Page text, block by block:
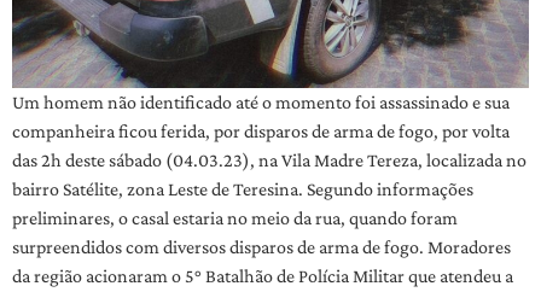
Um homem não identificado até o momento foi assassinado e sua
companheira ficou ferida, por disparos de arma de fogo, por volta
das 2h deste sábado (04.03.23), na Vila Madre Tereza, localizada no
bairro Satélite, zona Leste de Teresina. Segundo informações
preliminares, o casal estaria no meio da rua, quando foram
surpreendidos com diversos disparos de arma de fogo. Moradores
da região acionaram o 5° Batalhão de Polícia Militar que atendeu a